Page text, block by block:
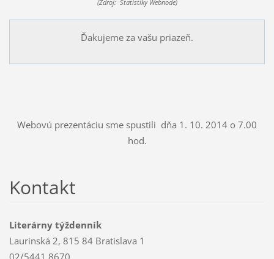
(Zdroj: Štatistiky Webnode)
Ďakujeme za vašu priazeň.
Webovú prezentáciu sme spustili dňa 1. 10. 2014 o 7.00
hod.
Kontakt
Literárny týždenník
Laurinská 2, 815 84 Bratislava 1